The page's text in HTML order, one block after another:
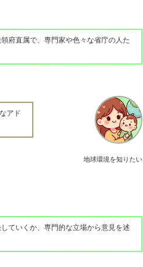
府直属で、専門家や色々な省庁の人た
地球環境を知りたい
アド
ていくか、専門的な立場から意見を述